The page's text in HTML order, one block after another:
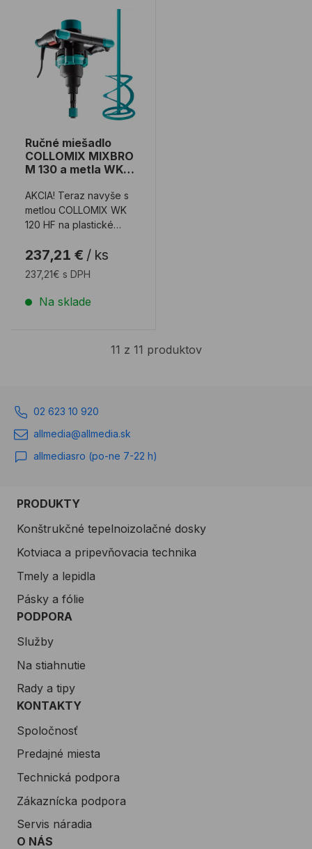
Ručné miešadlo COLLOMIX MIXBRO M 130 a metla
Ručné miešadlo
COLLOMIX MIXBRO
M 130 a metla WK
AKCIA! Teraz navyše s
metlou COLLOMIX WK
120 HF na plastické
s DPH úplne zad ...
237,21 € / ks
237,21€ s DPH
Na sklade
11 z 11 produktov
02 623 10 920
allmedia@allmedia.sk
allmediasro (po-ne 7-22 h)
PRODUKTY
Konštrukčné tepelnoizolačné dosky
Kotviaca a pripevňovacia technika
Tmely a lepidla
Pásky a fólie
PODPORA
Služby
Na stiahnutie
Rady a tipy
KONTAKTY
Spoločnosť
Predajné miesta
Technická podpora
Zákaznícka podpora
Servis náradia
O NÁS